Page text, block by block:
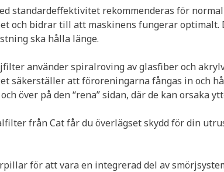
standardeffektivitet rekommenderas för
och bidrar till att maskinens fungerar
ska hålla länge.
använder spiralroving av glasfiber och
säkerställer att föroreningarna fångas in och
över på den “rena” sidan, där de kan orsaka
från Cat får du överlägset skydd för din
för att vara en integrerad del av